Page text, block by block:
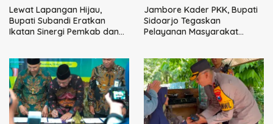
Lewat Lapangan Hijau,
Bupati Subandi Eratkan
Ikatan Sinergi Pemkab dan
Jambore Kader PKK, Bupati
Sidoarjo Tegaskan
Pelayanan Masyarakat